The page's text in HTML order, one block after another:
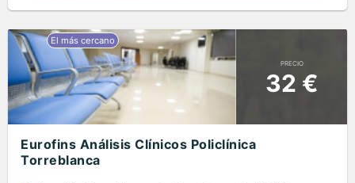
PRECIO
32 €
Eurofins Análisis Clínicos Policlínica
Torreblanca